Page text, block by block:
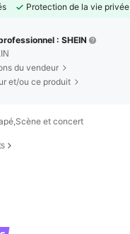
Protection de la vie privée
: SHEIN
du vendeur
et/ou ce produit
et concert